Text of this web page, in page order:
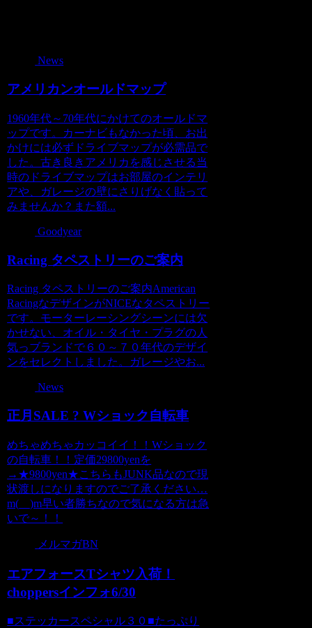
News
アメリカンオールドマップ
1960年代～70年代にかけてのオールドマ
ップです。カーナビもなかった頃、お出
かけには必ずドライブマップが必需品で
した。古き良きアメリカを感じさせる当
時のドライブマップはお部屋のインテリ
アや、ガレージの壁にさりげなく貼って
みませんか？また額...
Goodyear
Racing タペストリーのご案内
Racing タペストリーのご案内American
RacingなデザインがNICEなタペストリー
です。モーターレーシングシーンには欠
かせない、オイル・タイヤ・プラグの人
気っブランドで６０～７０年代のデザイ
ンをセレクトしました。ガレージやお...
News
正月SALE ? Wショック自転車
めちゃめちゃカッコイイ！！Wショック
の自転車！！定価29800yenを
→★9800yen★こちらもJUNK品なので現
状渡しになりますのでご了承ください…
m(__)m早い者勝ちなので気になる方は急
いで～！！
メルマガBN
エアフォースTシャツ入荷！
choppersインフォ6/30
■ステッカースペシャル３０■たっぷり